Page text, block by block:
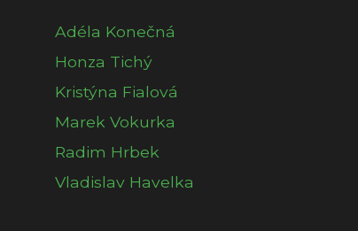
Adéla Konečná
Honza Tichý
Kristýna Fialová
Marek Vokurka
Radim Hrbek
Vladislav Havelka